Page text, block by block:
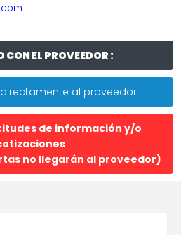
EL PROVEEDOR :
al proveedor
de información y/o
no llegarán al proveedor)